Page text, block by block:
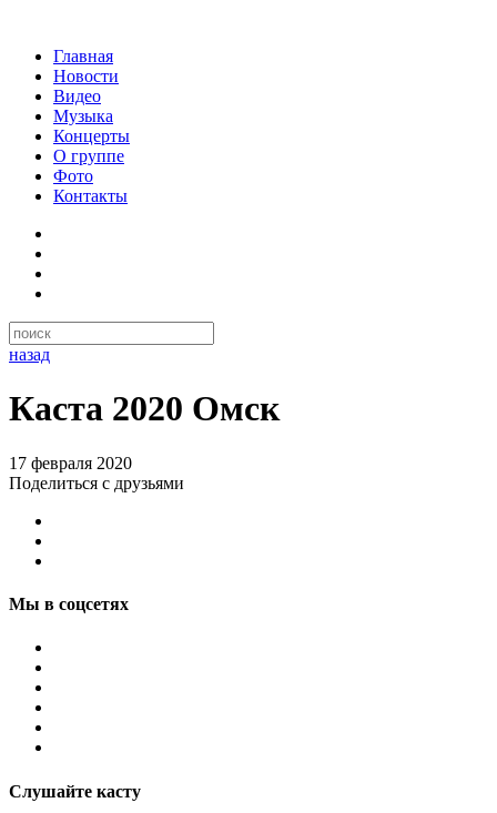
Главная
Новости
Видео
Музыка
Концерты
О группе
Фото
Контакты
назад
Каста 2020 Омск
17 февраля 2020
Поделиться с друзьями
Мы в соцсетях
Слушайте касту